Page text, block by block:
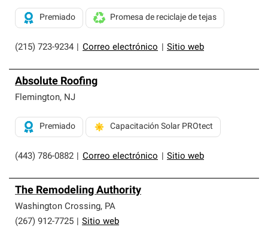
(215) 723-9234 Correo electrónico Sitio web
Premiado Promesa de reciclaje de tejas
Absolute Roofing
Flemington, NJ
(443) 786-0882 Correo electrónico Sitio web
Premiado Capacitación Solar PROtect
The Remodeling Authority
Washington Crossing, PA
(267) 912-7725
Sitio web